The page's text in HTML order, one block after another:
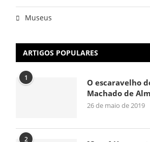
Museus
ARTIGOS POPULARES
1
O escaravelho
Machado de
26 de maio de 2019
2